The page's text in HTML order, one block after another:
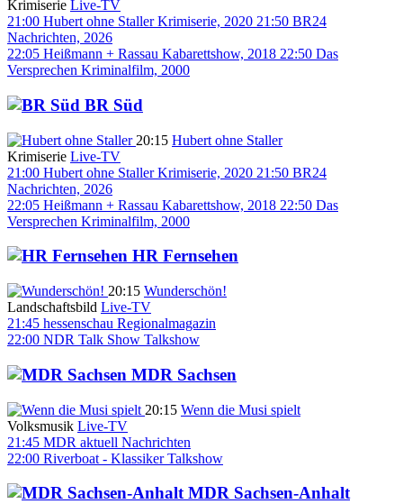
Krimiserie Live-TV
21:00 Hubert ohne Staller Krimiserie, 2020 21:50 BR24
Nachrichten, 2026
22:05 Heißmann + Rassau Kabarettshow, 2018 22:50 Das
Versprechen Kriminalfilm, 2000
BR Süd
20:15 Hubert ohne Staller
Krimiserie Live-TV
21:00 Hubert ohne Staller Krimiserie, 2020 21:50 BR24
Nachrichten, 2026
22:05 Heißmann + Rassau Kabarettshow, 2018 22:50 Das
Versprechen Kriminalfilm, 2000
HR Fernsehen
20:15 Wunderschön!
Landschaftsbild Live-TV
21:45 hessenschau Regionalmagazin
22:00 NDR Talk Show Talkshow
MDR Sachsen
20:15 Wenn die Musi spielt
Volksmusik Live-TV
21:45 MDR aktuell Nachrichten
22:00 Riverboat - Klassiker Talkshow
MDR Sachsen-Anhalt